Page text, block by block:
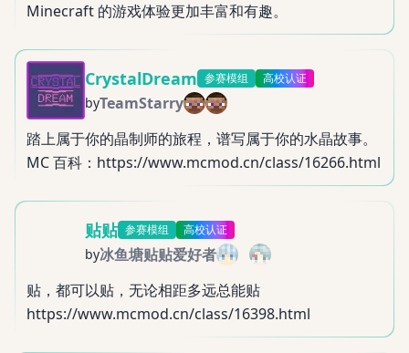
Minecraft 的游戏体验更加丰富和有趣。
CrystalDream 参赛模组 高校认证
byTeamStarry
踏上属于你的晶制师的旅程，谱写属于你的水晶故事。
MC 百科：https://www.mcmod.cn/class/16266.html
贴贴 参赛模组 高校认证
by冰鱼塘贴贴爱好者
贴，都可以贴，无论相距多远总能贴
https://www.mcmod.cn/class/16398.html